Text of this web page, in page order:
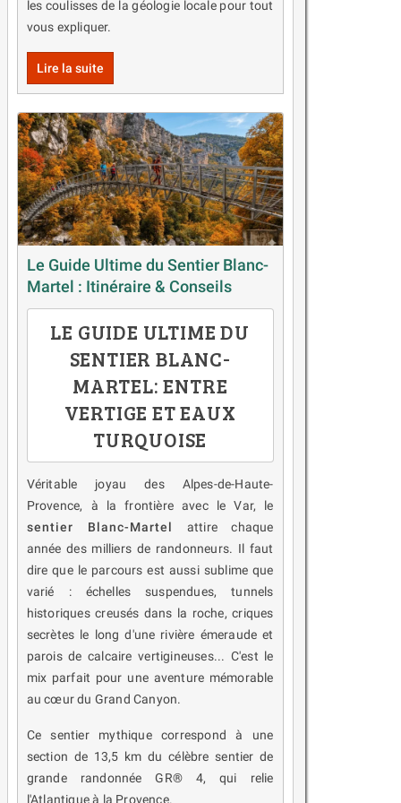
les coulisses de la géologie locale pour tout
vous expliquer.
Lire la suite
Le Guide Ultime du Sentier Blanc-
Martel : Itinéraire & Conseils
LE GUIDE ULTIME DU
SENTIER BLANC-
MARTEL: ENTRE
VERTIGE ET EAUX
TURQUOISE
Véritable joyau des Alpes-de-Haute-
Provence, à la frontière avec le Var, le
sentier Blanc-Martel attire chaque
année des milliers de randonneurs. Il faut
dire que le parcours est aussi sublime que
varié : échelles suspendues, tunnels
historiques creusés dans la roche, criques
secrètes le long d'une rivière émeraude et
parois de calcaire vertigineuses... C'est le
mix parfait pour une aventure mémorable
au cœur du Grand Canyon.
Ce sentier mythique correspond à une
section de 13,5 km du célèbre sentier de
grande randonnée GR® 4, qui relie
l'Atlantique à la Provence.